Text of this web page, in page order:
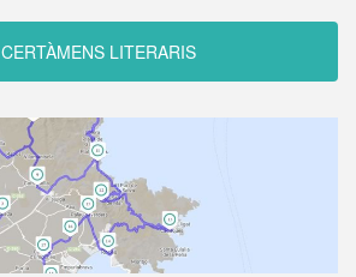
CERTÀMENS LITERARIS